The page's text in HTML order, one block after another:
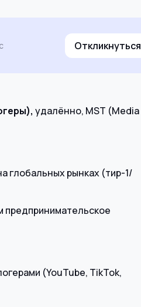
Откликнуться
удалённо, MST (Media
глобальных рынках (тир-1/
предпринимательское
(YouTube, TikTok,